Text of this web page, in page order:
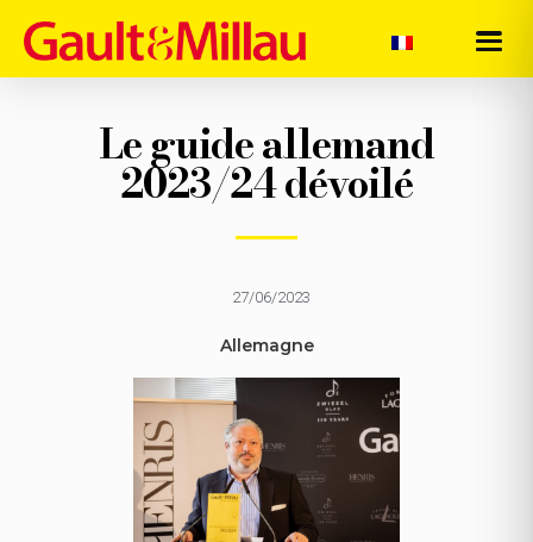
Le guide allemand
2023/24 dévoilé
27/06/2023
Allemagne